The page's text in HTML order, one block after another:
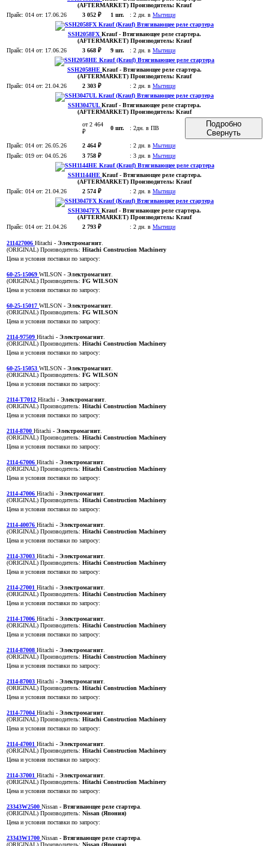
(AFTERMARKET) Производитель: Krauf
Прайс: 014 от: 17.06.26 3 052 ₽ 1 шт. : 2 дн. в Мытищи
SSH2058FX Krauf- Втягивающее реле стартера.
(AFTERMARKET) Производитель: Krauf
Прайс: 014 от: 17.06.26 3 668 ₽ 9 шт. : 2 дн. в Мытищи
SSH2058HE Krauf- Втягивающее реле стартера.
(AFTERMARKET) Производитель: Krauf
Прайс: 014 от: 21.04.26 2 303 ₽ : 2 дн. в Мытищи
SSH3047ULKrauf- Втягивающее реле стартера.
(AFTERMARKET) Производитель: Krauf
от 2 464
₽
0 шт. : 2дн. в ПВ
Подробно
Свернуть
Прайс: 014 от: 26.05.26 2 464 ₽ : 2 дн. в Мытищи
Прайс: 019 от: 04.05.26 3 758 ₽ : 3 дн. в Мытищи
SSH1144HE Krauf- Втягивающее реле стартера.
(AFTERMARKET) Производитель: Krauf
Прайс: 014 от: 21.04.26 2 574 ₽ : 2 дн. в Мытищи
SSH3047FX Krauf- Втягивающее реле стартера.
(AFTERMARKET) Производитель: Krauf
Прайс: 014 от: 21.04.26 2 793 ₽ : 2 дн. в Мытищи
211427006 Hitachi - Электромагнит.
(ORIGINAL) Производитель: Hitachi Construction Machinery
Цена и условия поставки по запросу:
60-25-15069 WILSON - Электромагнит.
(ORIGINAL) Производитель: FG WILSON
Цена и условия поставки по запросу:
60-25-15017 WILSON - Электромагнит.
(ORIGINAL) Производитель: FG WILSON
Цена и условия поставки по запросу:
2114-97509 Hitachi - Электромагнит.
(ORIGINAL) Производитель: Hitachi Construction Machinery
Цена и условия поставки по запросу:
60-25-15053 WILSON - Электромагнит.
(ORIGINAL) Производитель: FG WILSON
Цена и условия поставки по запросу:
2114-T7012 Hitachi - Электромагнит.
(ORIGINAL) Производитель: Hitachi Construction Machinery
Цена и условия поставки по запросу:
2114-8700 Hitachi - Электромагнит.
(ORIGINAL) Производитель: Hitachi Construction Machinery
Цена и условия поставки по запросу:
2114-67006 Hitachi - Электромагнит.
(ORIGINAL) Производитель: Hitachi Construction Machinery
Цена и условия поставки по запросу:
2114-47006 Hitachi - Электромагнит.
(ORIGINAL) Производитель: Hitachi Construction Machinery
Цена и условия поставки по запросу:
2114-40076 Hitachi - Электромагнит.
(ORIGINAL) Производитель: Hitachi Construction Machinery
Цена и условия поставки по запросу:
2114-37003 Hitachi - Электромагнит.
(ORIGINAL) Производитель: Hitachi Construction Machinery
Цена и условия поставки по запросу:
2114-27001 Hitachi - Электромагнит.
(ORIGINAL) Производитель: Hitachi Construction Machinery
Цена и условия поставки по запросу:
2114-17006 Hitachi - Электромагнит.
(ORIGINAL) Производитель: Hitachi Construction Machinery
Цена и условия поставки по запросу:
2114-87008 Hitachi - Электромагнит.
(ORIGINAL) Производитель: Hitachi Construction Machinery
Цена и условия поставки по запросу:
2114-87003 Hitachi - Электромагнит.
(ORIGINAL) Производитель: Hitachi Construction Machinery
Цена и условия поставки по запросу:
2114-77004 Hitachi - Электромагнит.
(ORIGINAL) Производитель: Hitachi Construction Machinery
Цена и условия поставки по запросу:
2114-47001 Hitachi - Электромагнит.
(ORIGINAL) Производитель: Hitachi Construction Machinery
Цена и условия поставки по запросу:
2114-37001 Hitachi - Электромагнит.
(ORIGINAL) Производитель: Hitachi Construction Machinery
Цена и условия поставки по запросу:
23343W2500 Nissan - Втягивающее реле стартера.
(ORIGINAL) Производитель: Nissan (Япония)
Цена и условия поставки по запросу:
23343W1700 Nissan - Втягивающее реле стартера.